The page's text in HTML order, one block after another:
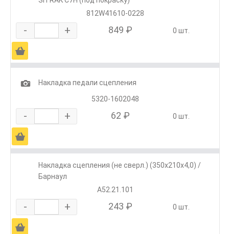
812W41610-0228
- + 849 ₽ 0 шт.
Ä
1
Накладка педали сцепления
5320-1602048
- + 62 ₽ 0 шт.
Ä
Накладка сцепления (не сверл.) (350х210х4,0) /
Барнаул
A52.21.101
- + 243 ₽ 0 шт.
Ä